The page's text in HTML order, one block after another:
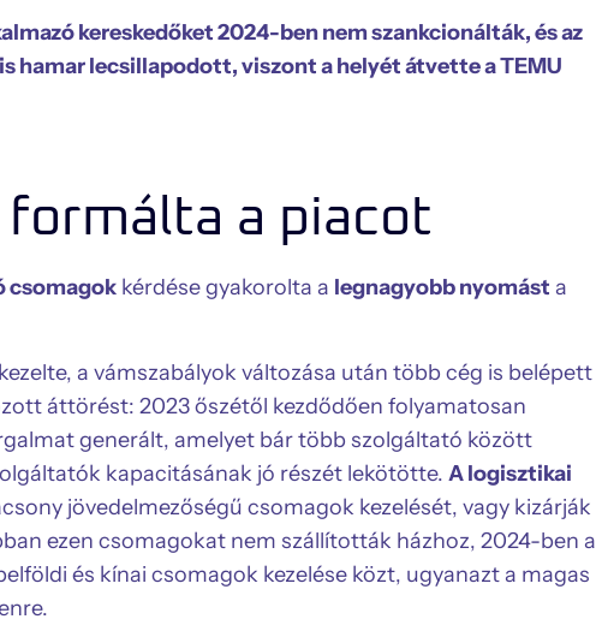
kereskedőket 2024-ben nem szankcionálták, és az
hamar lecsillapodott, viszont a helyét átvette a TEMU
formálta a piacot
csomagok kérdése gyakorolta a legnagyobb nyomást a
a vámszabályok változása után több cég is belépett
áttörést: 2023 őszétől kezdődően folyamatosan
generált, amelyet bár több szolgáltató között
kapacitásának jó részét lekötötte.A logisztikai
jövedelmezőségű csomagok kezelését, vagy kizárják
ezen csomagokat nem szállították házhoz, 2024-ben a
és kínai csomagok kezelése közt, ugyanazt a magas